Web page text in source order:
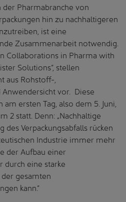
Pharmabranche von
hin zu nachhaltigeren
ist eine
Zusammenarbeit notwendig.
Collaborations in Pharma with
Solutions“, stellen
aus Rohstoff-,
vor. Diese
ersten Tag, also dem 5. Juni,
2 statt. Denn: „Nachhaltige
des Verpackungsabfalls rücken
Industrie immer mehr
der Aufbau einer
durch eine starke
gesamten
kann.“